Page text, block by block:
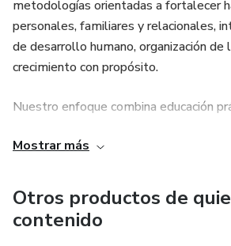
metodologías orientadas a fortalecer
personales, familiares y relacionales,
de desarrollo humano, organización de
crecimiento con propósito.
Nuestro enfoque combina educación
inspirados en la espiritualidad,
Mostrar más
Otros productos de
contenido